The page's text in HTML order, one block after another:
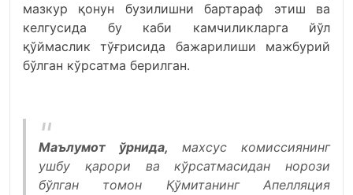
мазкур қонун бузилишни бартараф этиш ва
келгусида бу каби камчиликларга йўл
қўймаслик тўғрисида бажарилиши мажбурий
бўлган кўрсатма берилган.
Маълумот ўрнида, махсус комиссиянинг
ушбу қарори ва кўрсатмасидан норози
бўлган томон Қўмитанинг Апелляция